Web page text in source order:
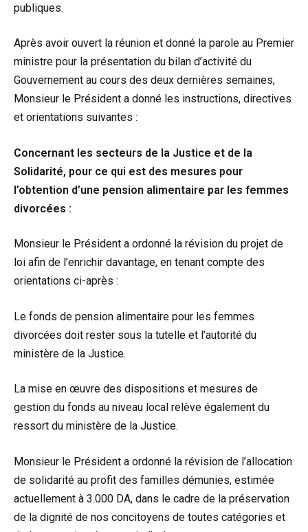
publiques.
Après avoir ouvert la réunion et donné la parole au Premier
ministre pour la présentation du bilan d’activité du
Gouvernement au cours des deux dernières semaines,
Monsieur le Président a donné les instructions, directives
et orientations suivantes :
Concernant les secteurs de la Justice et de la
Solidarité, pour ce qui est des mesures pour
l’obtention d’une pension alimentaire par les femmes
divorcées :
Monsieur le Président a ordonné la révision du projet de
loi afin de l’enrichir davantage, en tenant compte des
orientations ci-après :
Le fonds de pension alimentaire pour les femmes
divorcées doit rester sous la tutelle et l’autorité du
ministère de la Justice.
La mise en œuvre des dispositions et mesures de
gestion du fonds au niveau local relève également du
ressort du ministère de la Justice.
Monsieur le Président a ordonné la révision de l’allocation
de solidarité au profit des familles démunies, estimée
actuellement à 3.000 DA, dans le cadre de la préservation
de la dignité de nos concitoyens de toutes catégories et